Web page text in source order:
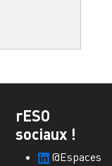
rESO
sociaux !
@Espaces